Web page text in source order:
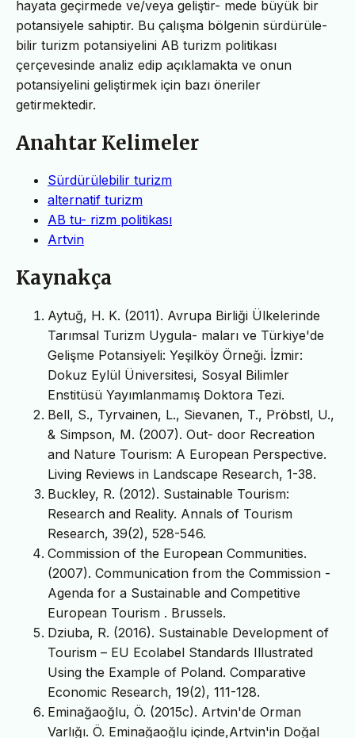
hayata geçirmede ve/veya geliştir- mede büyük bir
potansiyele sahiptir. Bu çalışma bölgenin sürdürüle-
bilir turizm potansiyelini AB turizm politikası
çerçevesinde analiz edip açıklamakta ve onun
potansiyelini geliştirmek için bazı öneriler
getirmektedir.
Anahtar Kelimeler
Sürdürülebilir turizm
alternatif turizm
AB tu- rizm politikası
Artvin
Kaynakça
Aytuğ, H. K. (2011). Avrupa Birliği Ülkelerinde
Tarımsal Turizm Uygula- maları ve Türkiye'de
Gelişme Potansiyeli: Yeşilköy Örneği. İzmir:
Dokuz Eylül Üniversitesi, Sosyal Bilimler
Enstitüsü Yayımlanmamış Doktora Tezi.
Bell, S., Tyrvainen, L., Sievanen, T., Pröbstl, U.,
& Simpson, M. (2007). Out- door Recreation
and Nature Tourism: A European Perspective.
Living Reviews in Landscape Research, 1-38.
Buckley, R. (2012). Sustainable Tourism:
Research and Reality. Annals of Tourism
Research, 39(2), 528-546.
Commission of the European Communities.
(2007). Communication from the Commission -
Agenda for a Sustainable and Competitive
European Tourism . Brussels.
Dziuba, R. (2016). Sustainable Development of
Tourism – EU Ecolabel Standards Illustrated
Using the Example of Poland. Comparative
Economic Research, 19(2), 111-128.
Eminağaoğlu, Ö. (2015c). Artvin'de Orman
Varlığı. Ö. Eminağaoğlu içinde,Artvin'in Doğal